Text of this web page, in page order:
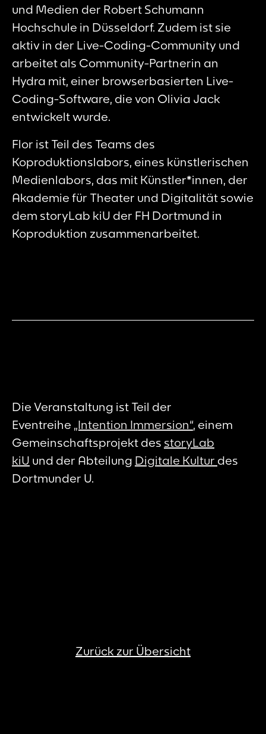
und Medien der Robert Schumann
Hochschule in Düsseldorf. Zudem ist sie
aktiv in der Live-Coding-Community und
arbeitet als Community-Partnerin an
Hydra mit, einer browserbasierten Live-
Coding-Software, die von Olivia Jack
entwickelt wurde.
Flor ist Teil des Teams des
Koproduktionslabors, eines künstlerischen
Medienlabors, das mit Künstler*innen, der
Akademie für Theater und Digitalität sowie
dem storyLab kiU der FH Dortmund in
Koproduktion zusammenarbeitet.
Die Veranstaltung ist Teil der
Eventreihe „Intention Immersion“, einem
Gemeinschaftsprojekt des storyLab
kiU und der Abteilung Digitale Kultur des
Dortmunder U.
Zurück zur Übersicht